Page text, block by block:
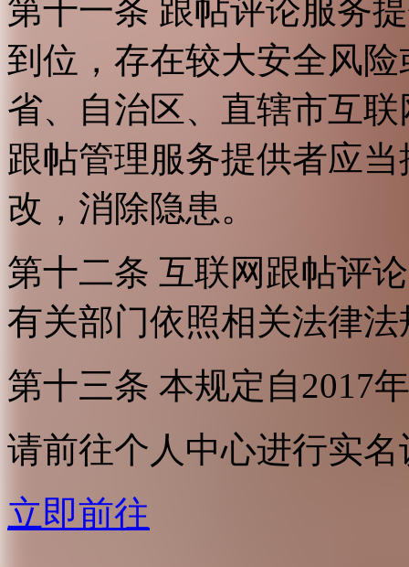
第十一条 跟帖评论服务
到位，存在较大安全风
省、自治区、直辖市互
跟帖管理服务提供者应
改，消除隐患。
第十二条 互联网跟帖评
有关部门依照相关法律
第十三条 本规定自2017
请前往个人中心进行实名
立即前往